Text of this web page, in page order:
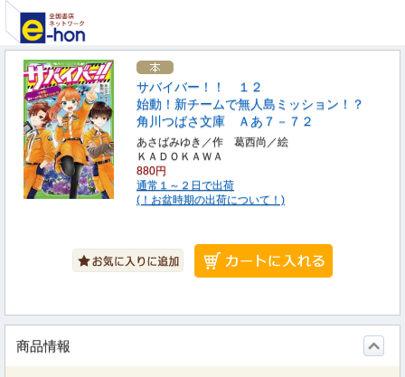
サバイバー！！ １２
始動！新チームで無人島ミッション！？
角川つばさ文庫 Ａあ７－７２
あさばみゆき／作 葛西尚／絵
ＫＡＤＯＫＡＷＡ
880円
通常１～２日で出荷
(！お盆時期の出荷について！)
商品情報